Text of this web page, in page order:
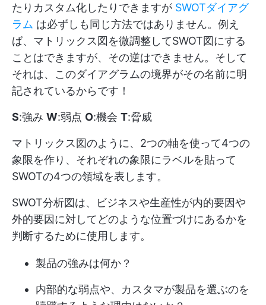
たりカスタム化したりできますが SWOTダイアグ
ラム は必ずしも同じ方法ではありません。例え
ば、マトリックス図を微調整してSWOT図にする
ことはできますが、その逆はできません。そして
それは、このダイアグラムの境界がその名前に明
記されているからです！
S:強み W:弱点 O:機会 T:脅威
マトリックス図のように、2つの軸を使って4つの
象限を作り、それぞれの象限にラベルを貼って
SWOTの4つの領域を表します。
SWOT分析図は、ビジネスや生産性が内的要因や
外的要因に対してどのような位置づけにあるかを
判断するために使用します。
製品の強みは何か？
内部的な弱点や、カスタマが製品を選ぶのを